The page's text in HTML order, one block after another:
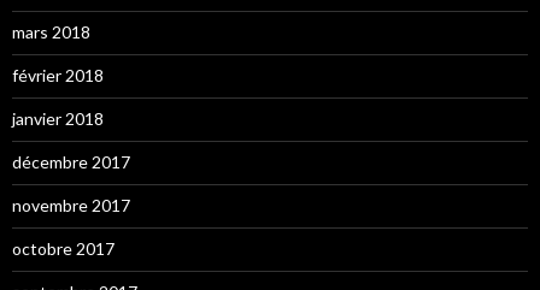
mars 2018
février 2018
janvier 2018
décembre 2017
novembre 2017
octobre 2017